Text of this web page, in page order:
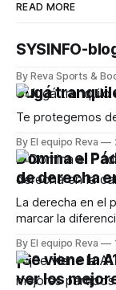
READ MORE
SYSINFO-
By Reva Sports &
Jugá
Te protegemos
By El equipo Reva
Domina el
de derecha
La derecha en el
marcar la
By El equipo Reva
¡Se viene la
ver los